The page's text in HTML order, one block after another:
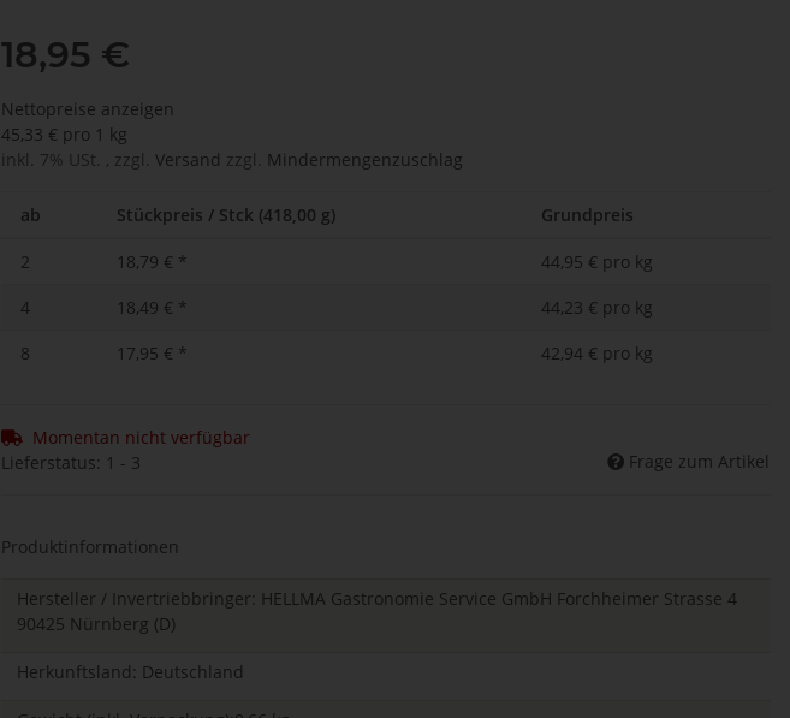
18,95 €
Nettopreise anzeigen
45,33 € pro 1 kg
inkl. 7% USt. , zzgl. Versand zzgl. Mindermengenzuschlag
ab Stückpreis / Stck (418,00 g) Grundpreis
2 18,79 € *
44,95 € pro kg
4
18,49 € *
44,23 € pro kg
8
17,95 € * 42,94 € pro kg
Momentan nicht verfügbar
Lieferstatus: 1 - 3
Frage zum Artikel
Produktinformationen
Hersteller / Invertriebbringer: HELLMA Gastronomie Service GmbH Forchheimer Strasse 4
90425 Nürnberg (D)
Herkunftsland: Deutschland